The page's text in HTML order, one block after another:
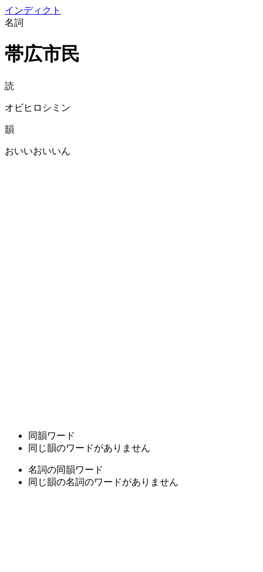
インディクト
名詞
帯広市民
読
オビヒロシミン
韻
おいいおいいん
同韻ワード
同じ韻のワードがありません
名詞の同韻ワード
同じ韻の名詞のワードがありません